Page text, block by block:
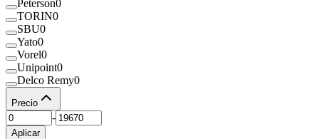
Peterson0
TORIN0
SBU0
Yato0
Vorel0
Unipoint0
Delco Remy0
Precio
-
Aplicar